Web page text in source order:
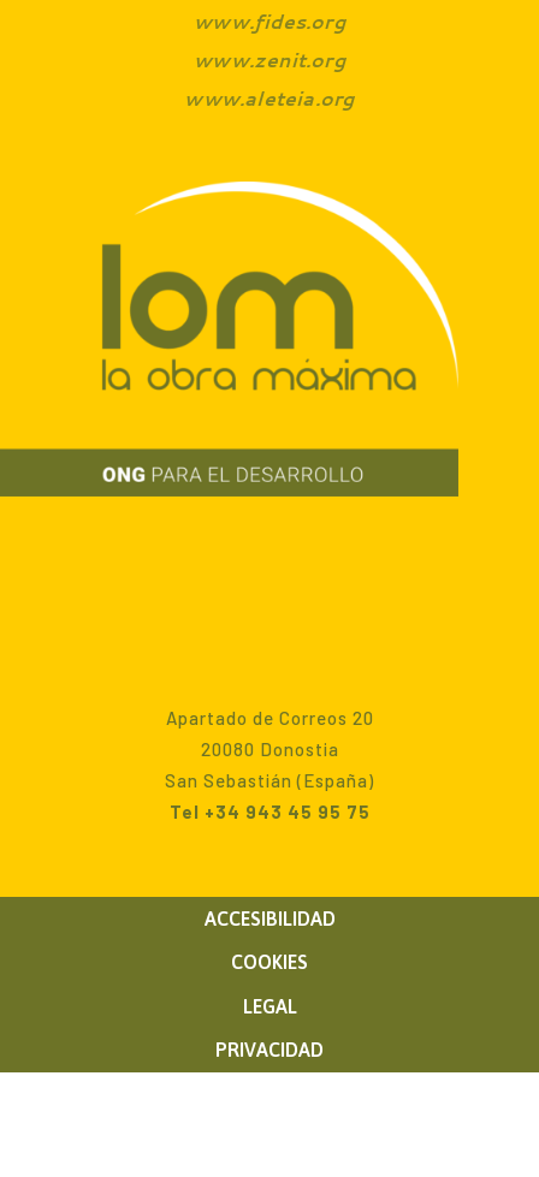
www.fides.org
www.zenit.org
www.aleteia.org
Apartado de Correos 20
20080 Donostia
San Sebastián (España)
Tel +34 943 45 95 75
ACCESIBILIDAD
COOKIES
LEGAL
PRIVACIDAD